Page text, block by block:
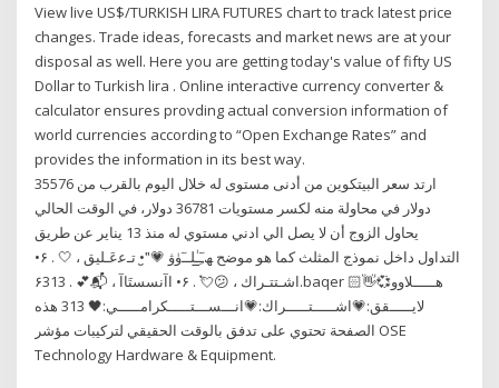
View live US$/TURKISH LIRA FUTURES chart to track latest price
changes. Trade ideas, forecasts and market news are at your
disposal as well. Here you are getting today's value of fifty US
Dollar to Turkish lira . Online interactive currency converter &
calculator ensures provding actual conversion information of
world currencies according to “Open Exchange Rates” and
provides the information in its best way.
ارتد سعر البيتكوين من أدنى مستوى له خلال اليوم بالقرب من 35576
دولار في محاولة منه لكسر مستويات 36781 دولار، في الوقت الحالي
يحاول الزوج أن لا يصل الي ادني مستوي له منذ 13 يناير عن طريق
التداول داخل نموذج المثلث كما هو موضح ﮫـِ̲ٓـٰلــٓﯛﯞ 💗"̮• تـﻋﻋَـليق ، 🤍 . ۶•
اشـتتـراك ، 😕💘 . ۶• اآنسستَاآ ، 📬💕 . ۶313.baqer هـــــلاوو💞👋🏻
لايـــــقق:💗اشـــــتـــــراك:💗انـــســـتـــــكرامـــــي:🖤 313 هذه
الصفحة تحتوي على تدفق بالوقت الحقيقي لتركيبات مؤشر OSE
Technology Hardware & Equipment.